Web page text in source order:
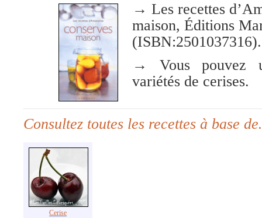
→ Les recettes
maison, Éditions
(ISBN:2501037316).
→ Vous pouvez
variétés de cerises.
Consultez toutes les recettes à base
Cerise